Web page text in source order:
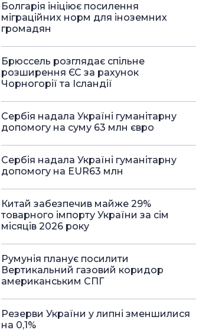
Болгарія ініціює посилення
міграційних норм для іноземних
громадян
Брюссель розглядає спільне
розширення ЄС за рахунок
Чорногорії та Ісландії
Сербія надала Україні гуманітарну
допомогу на суму 63 млн євро
Сербія надала Україні гуманітарну
допомогу на EUR63 млн
Китай забезпечив майже 29%
товарного імпорту України за сім
місяців 2026 року
Румунія планує посилити
Вертикальний газовий коридор
американським СПГ
Резерви України у липні зменшилися
на 0,1%